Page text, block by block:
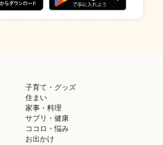
子育て・グッズ
住まい
家事・料理
サプリ・健康
ココロ・悩み
お出かけ